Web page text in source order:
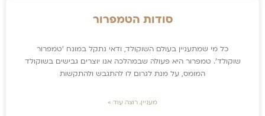
סודות הטמפרור
כל מי שמתעניין בעולם השוקולד, ודאי נתקל במונח 'טמפרור
שוקולד'. טמפרור היא פעולה שבמהלכה אנו יוצרים גבישים בשוקולד
המומס, על מנת לגרום לו להתגבש ולהתקשות
מעניין, רוצה עוד »